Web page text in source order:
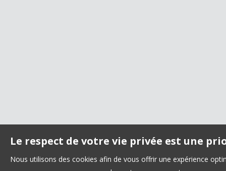
Le respect de votre vie privée est une
Nous utilisons des cookies afin de vous offrir une expérience